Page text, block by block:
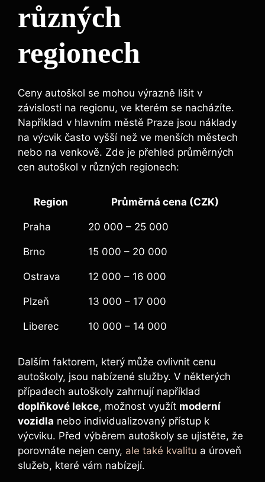
různých
regionech
Ceny autoškol se mohou výrazně lišit v
závislosti na regionu, ve kterém se nacházíte.
Například v hlavním městě Praze jsou náklady
na výcvik často vyšší než ve menších městech
nebo na venkově. Zde je přehled průměrných
cen autoškol v různých regionech:
Region Průměrná cena (CZK)
Praha 20 000 – 25 000
Brno 15 000 – 20 000
Ostrava 12 000 – 16 000
Plzeň 13 000 – 17 000
Liberec 10 000 – 14 000
Dalším faktorem, který může ovlivnit cenu
autoškoly, jsou nabízené služby. V některých
případech autoškoly zahrnují například
doplňkové lekce, možnost využít moderní
vozidla nebo individualizovaný přístup k
výcviku. Před výběrem autoškoly se ujistěte, že
porovnáte nejen ceny, ale také kvalitu a úroveň
služeb, které vám nabízejí.